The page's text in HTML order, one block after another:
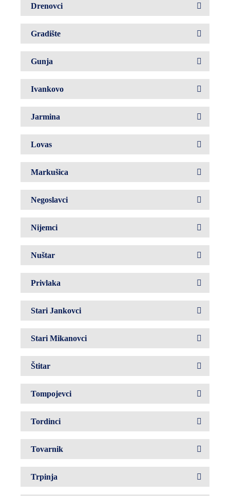
Drenovci
Gradište
Gunja
Ivankovo
Jarmina
Lovas
Markušica
Negoslavci
Nijemci
Nuštar
Privlaka
Stari Jankovci
Stari Mikanovci
Štitar
Tompojevci
Tordinci
Tovarnik
Trpinja